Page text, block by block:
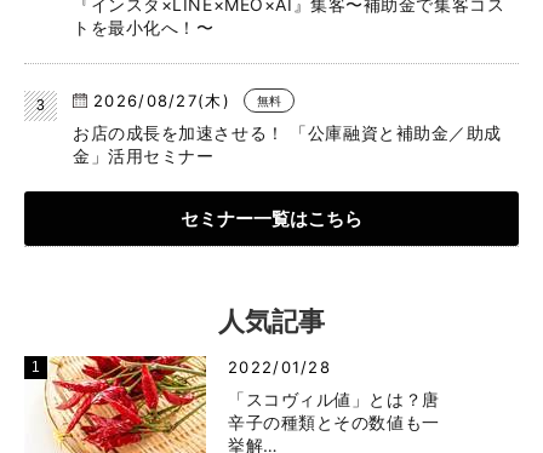
『インスタ×LINE×MEO×AI』集客〜補助金で集客コス
トを最小化へ！〜
2026/08/27(木) 無料
お店の成長を加速させる！ 「公庫融資と補助金／助成
金」活用セミナー
セミナー一覧はこちら
人気記事
2022/01/28
「スコヴィル値」とは？唐
辛子の種類とその数値も一
挙解…